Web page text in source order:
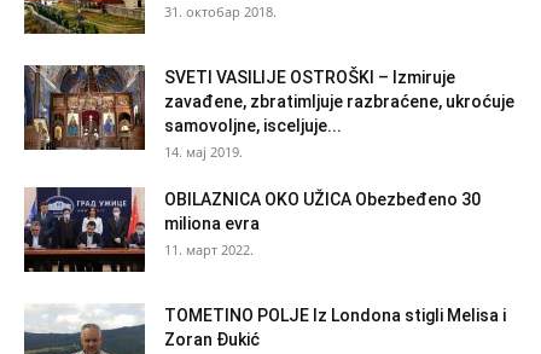
31. октобар 2018.
SVETI VASILIJE OSTROŠKI – Izmiruje
zavađene, zbratimljuje razbraćene, ukroćuje
samovoljne, isceljuje...
14. мај 2019.
OBILAZNICA OKO UŽICA Obezbeđeno 30
miliona evra
11. март 2022.
TOMETINO POLJE Iz Londona stigli Melisa i
Zoran Đukić